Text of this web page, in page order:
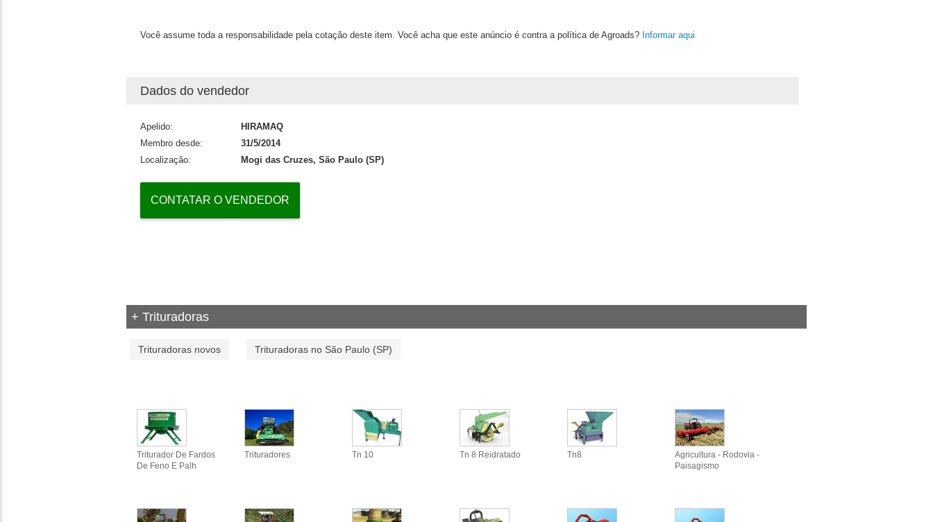
Você assume toda a responsabilidade pela cotação deste item. Você acha que este anúncio é contra a política de Agroads? Informar aqui
Dados do vendedor
Apelido:
HIRAMAQ
Membro desde:
31/5/2014
Localização:
Mogi das Cruzes, São Paulo (SP)
CONTATAR O VENDEDOR
+ Trituradoras
Trituradoras novos Trituradoras no São Paulo (SP)
Triturador De Fardos
De Feno E Palh
Trituradores Tn 10 Tn 8 Reidratado Tn8
Agricultura - Rodovia -
Paisagismo